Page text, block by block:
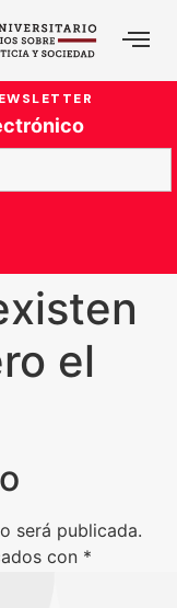
el
será publicada.
con *